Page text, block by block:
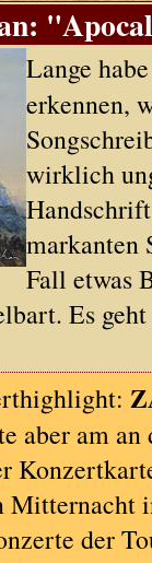
Lange
erkennen,
wirklich
markanten
Fall etwas
Es
aber am
Mitternacht
der